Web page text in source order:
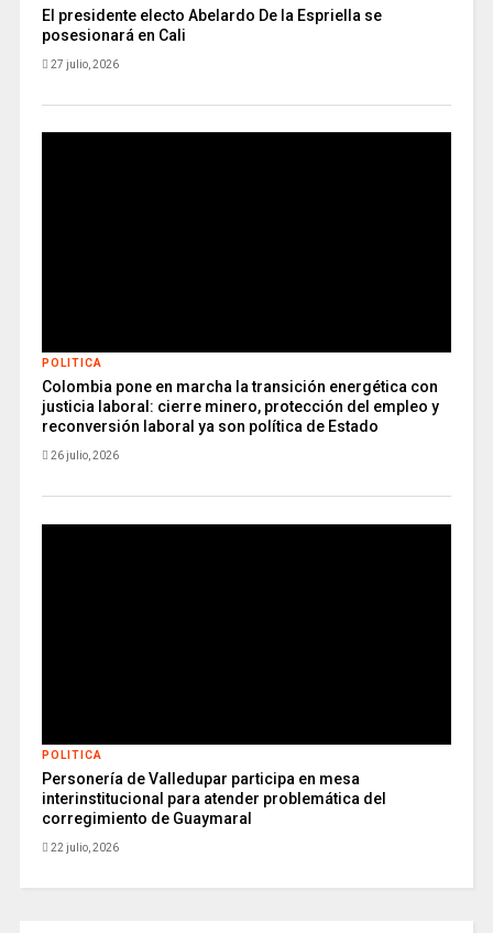
El presidente electo Abelardo De la Espriella se
posesionará en Cali
27 julio, 2026
POLITICA
Colombia pone en marcha la transición energética con
justicia laboral: cierre minero, protección del empleo y
reconversión laboral ya son política de Estado
26 julio, 2026
POLITICA
Personería de Valledupar participa en mesa
interinstitucional para atender problemática del
corregimiento de Guaymaral
22 julio, 2026